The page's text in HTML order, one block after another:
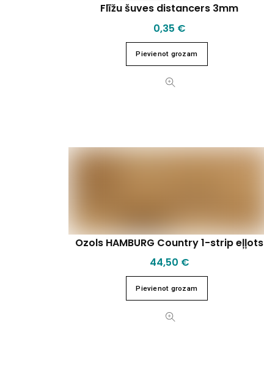
Flīžu šuves distancers 3mm
0,35 €
Pievienot grozam
Ozols HAMBURG Country 1-strip eļļots
44,50 €
Pievienot grozam